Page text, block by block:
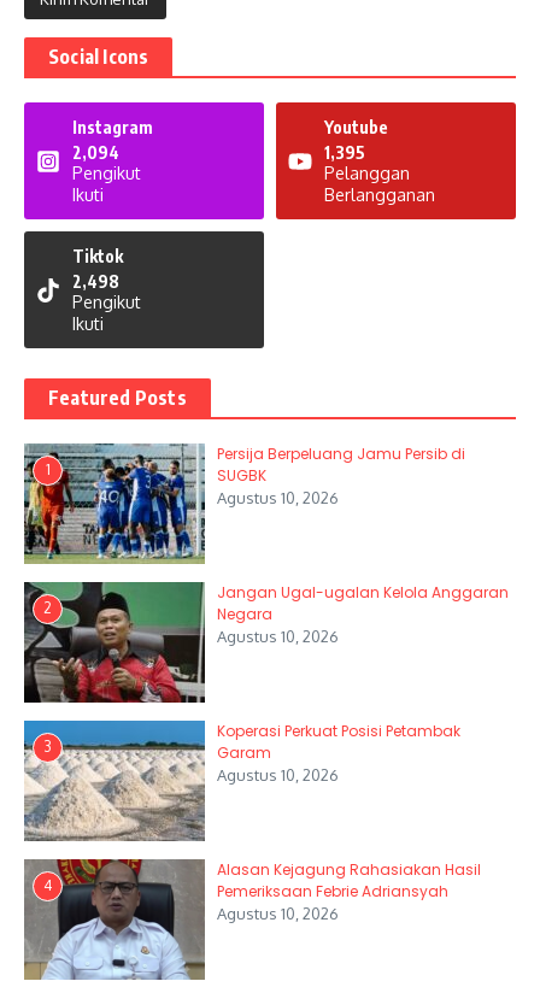
Social Icons
Instagram
2,094
Pengikut
Ikuti
Youtube
1,395
Pelanggan
Berlangganan
Tiktok
2,498
Pengikut
Ikuti
Featured Posts
1
Persija Berpeluang Jamu Persib di
SUGBK
Agustus 10, 2026
2
Jangan Ugal-ugalan Kelola Anggaran
Negara
Agustus 10, 2026
3
Koperasi Perkuat Posisi Petambak
Garam
Agustus 10, 2026
4
Alasan Kejagung Rahasiakan Hasil
Pemeriksaan Febrie Adriansyah
Agustus 10, 2026